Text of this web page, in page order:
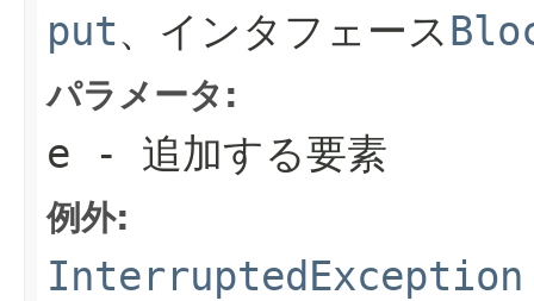
put、インタフェース
パラメータ:
e - 追加する要素
例外:
InterruptedException